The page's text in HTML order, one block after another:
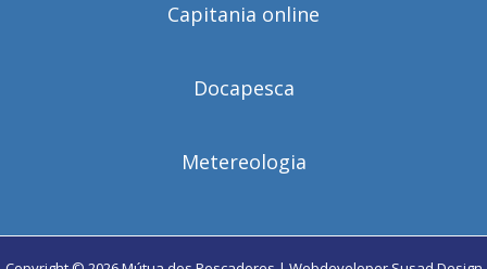
Capitania online
Docapesca
Metereologia